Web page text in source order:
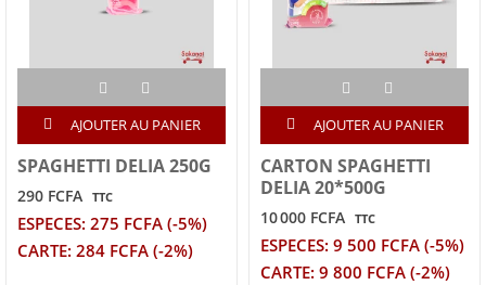
AJOUTER AU PANIER
SPAGHETTI DELIA 250G
290 FCFA TTC
ESPECES: 275 FCFA (-5%)
CARTE: 284 FCFA (-2%)
AJOUTER AU PANIER
CARTON SPAGHETTI
DELIA 20*500G
10 000 FCFA TTC
ESPECES: 9 500 FCFA (-5%)
CARTE: 9 800 FCFA (-2%)